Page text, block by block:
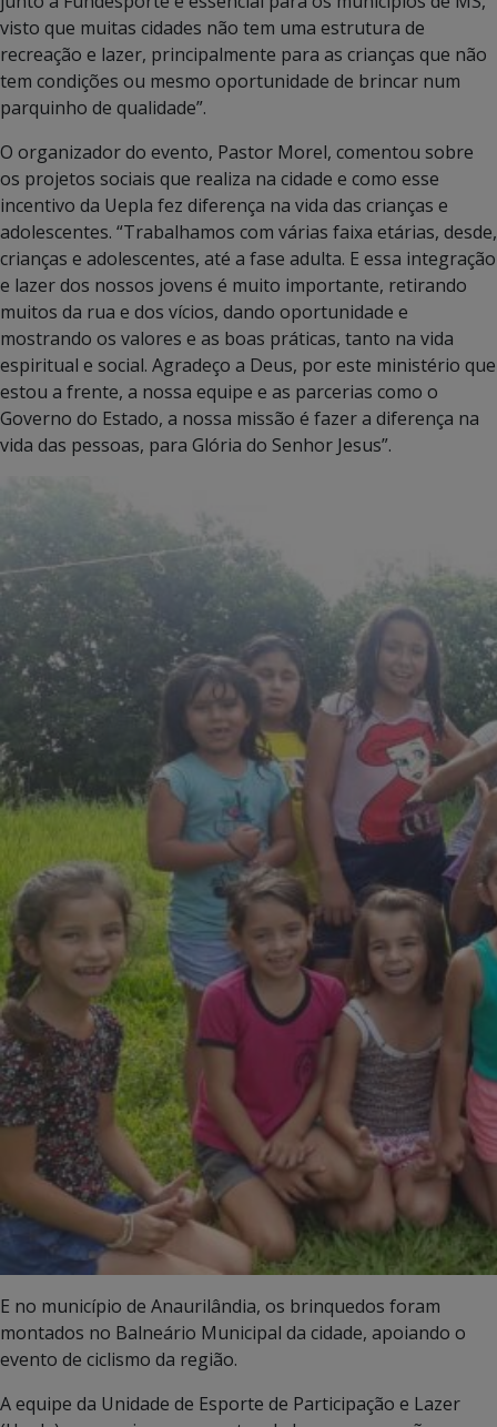
visto que muitas cidades não tem uma estrutura de
recreação e lazer, principalmente para as crianças que não
tem condições ou mesmo oportunidade de brincar num
parquinho de qualidade”.
O organizador do evento, Pastor Morel, comentou sobre
os projetos sociais que realiza na cidade e como esse
incentivo da Uepla fez diferença na vida das crianças e
adolescentes. “Trabalhamos com várias faixa etárias, desde,
crianças e adolescentes, até a fase adulta. E essa integração
e lazer dos nossos jovens é muito importante, retirando
muitos da rua e dos vícios, dando oportunidade e
mostrando os valores e as boas práticas, tanto na vida
espiritual e social. Agradeço a Deus, por este ministério que
estou a frente, a nossa equipe e as parcerias como o
Governo do Estado, a nossa missão é fazer a diferença na
vida das pessoas, para Glória do Senhor Jesus”.
E no município de Anaurilândia, os brinquedos foram
montados no Balneário Municipal da cidade, apoiando o
evento de ciclismo da região.
A equipe da Unidade de Esporte de Participação e Lazer